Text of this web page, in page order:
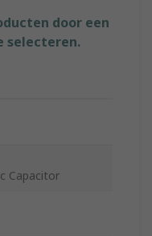
door een
selecteren.
Capacitor